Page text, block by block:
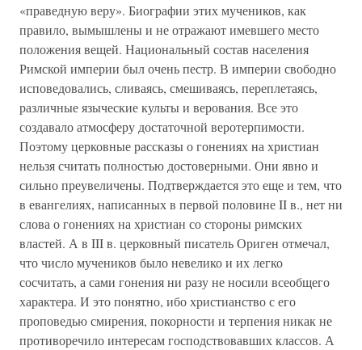
«праведную веру». Биографии этих мучеников, как
правило, вымышлены и не отражают имевшего место
положения вещей. Национальный состав населения
Римской империи был очень пестр. В империи свободно
исповедовались, сливаясь, смешиваясь, переплетаясь,
различные языческие культы и верования. Все это
создавало атмосферу достаточной веротерпимости.
Поэтому церковные рассказы о гонениях на христиан
нельзя считать полностью достоверными. Они явно и
сильно преувеличены. Подтверждается это еще и тем, что
в евангелиях, написанных в первой половине II в., нет ни
слова о гонениях на христиан со стороны римских
властей. А в III в. церковный писатель Ориген отмечал,
что число мучеников было невелико и их легко
сосчитать, а сами гонения ни разу не носили всеобщего
характера. И это понятно, ибо христианство с его
проповедью смирения, покорности и терпения никак не
противоречило интересам господствовавших классов. А